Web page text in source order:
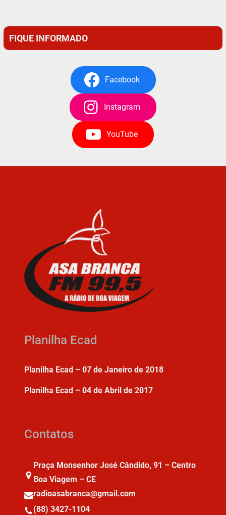
FIQUE INFORMADO
Facebook
Instagram
YouTube
Planilha Ecad
Planilha Ecad – 07 de Janeiro de 2018
Planilha Ecad – 04 de Abril de 2017
Contatos
Praça Monsenhor José Cândido, 91 – Centro
Boa Viagem – CE
radioasabranca@gmail.com
(88) 3427-1104